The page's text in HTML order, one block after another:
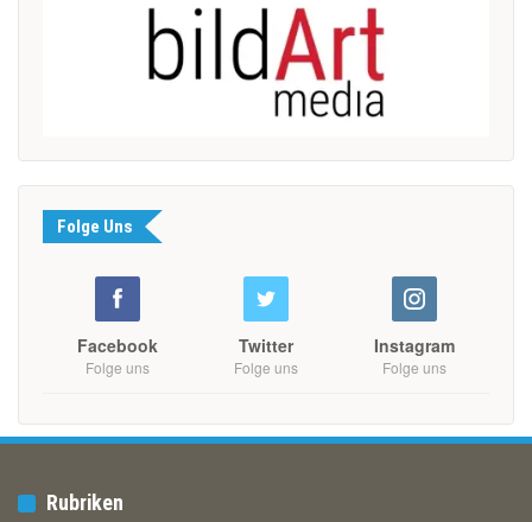
Folge Uns
Facebook
Folge uns
Twitter
Folge uns
Instagram
Folge uns
Rubriken